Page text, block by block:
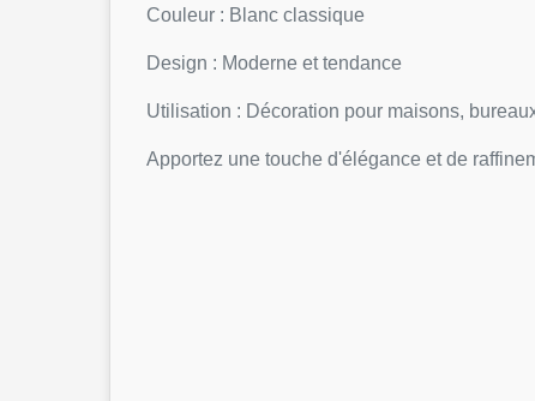
Couleur : Blanc classique
Design : Moderne et tendance
Utilisation : Décoration pour maisons,
Apportez une touche d'élégance et de